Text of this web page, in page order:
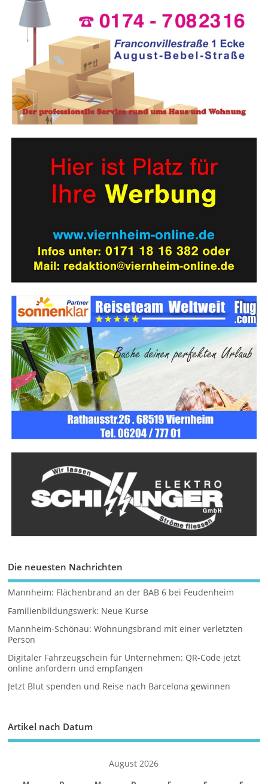
Die neuesten Nachrichten
Mannheim: Flächenbrand an der BAB 6 bei Feudenheim
Familienbildungswerk: Neue Kurse
Mannheim-Schönau: Wohnungsbrand mit einer verletzten
Person
Digitaler Fahrzeugschein für Unternehmen: QR-Code jetzt
online anfordern und empfangen
Jetzt Blut spenden und Reise nach Barcelona gewinnen
Artikel nach Datum
August 2026